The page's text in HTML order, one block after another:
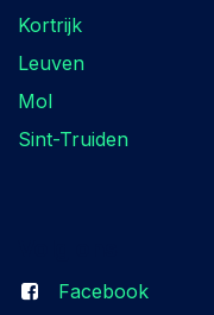
Kortrijk
Leuven
Mol
Sint-Truiden
Facebook